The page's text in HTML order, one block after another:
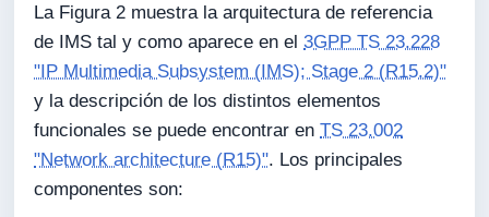
La Figura 2 muestra la arquitectura de referencia
de IMS tal y como aparece en el3GPP TS 23.228
"IP Multimedia Subsystem (IMS); Stage 2 (R15.2)"
y la descripción de los distintos elementos
funcionales se puede encontrar enTS 23.002
"Network architecture (R15)". Los principales
componentes son: